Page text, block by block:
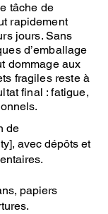
tâche de
rapidement
jours. Sans
d’emballage
dommage aux
fragiles reste à
final : fatigue,
de
avec dépôts et
papiers